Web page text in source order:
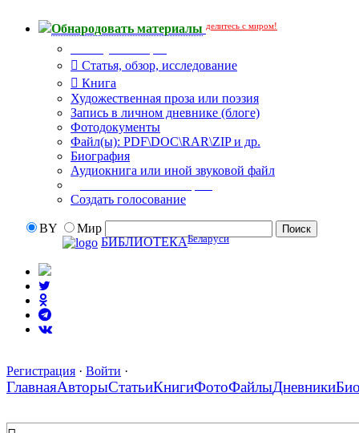
Обнародовать материалы делитесь с миром!
Статья, обзор, исследование
Книга
Художественная проза или поэзия
Запись в личном дневнике (блоге)
Фотодокументы
Файл(ы): PDF\DOC\RAR\ZIP и др.
Биография
Аудиокнига или иной звуковой файл
Создать голосование
BY
Мир
БИБЛИОТЕКАБеларуси
Регистрация · Войти ·
ГлавнаяАвторыСтатьиКнигиФотоФайлыДневники